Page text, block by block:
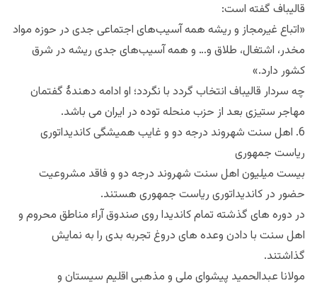
قالیباف گفته است:
«اتباع غیرمجاز و ریشه همه آسیب‌های اجتماعی جدی در حوزه مواد
مخدر، اشتغال، طلاق و… و همه آسیب‌های جدی ریشه در شرق
کشور دارد.»
چه سردار قالیباف انتخاب گردد با نگردد؛ او ادامه دهندهٔ گفتمان
مهاجر ستیزی بعد از حزب منحله توده در ایران می باشد.
6. اهل سنت شهروند درجه دو و غایب همیشگی کاندیداتوری
ریاست جمهوری
بیست میلیون اهل سنت شهروند درجه دو و فاقد مشروعیت
حضور در کاندیداتوری ریاست جمهوری هستند.
در دوره های گذشته تمام کاندیدا روی صندوق آراء مناطق محروم و
اهل سنت با دادن وعده های دروغ تجربه بدی را به نمایش
گذاشتند.
مولانا عبدالحمید پیشوای ملی و مذهبی اقلیم سیستان و